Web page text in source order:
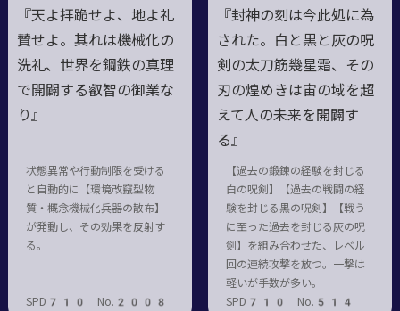
『天よ拝跪せよ、地よ礼
賛せよ。其れは機械化の
洗礼、世界を鋼鉄の真理
で開闢する叡智の御業な
り』
状態異常や行動制限を受ける
と自動的に【環境改竄型物
質・概念機械化兵器の散布】
が発動し、その効果を反射す
る。
SPD710 No.2008
『封神の刻は今此処に為
された。白と黒と灰の呪
剣の太刀筋幾星霜、その
刃の煌めきは宙の域を超
えて人の未来を開闢す
る』
【過去の鍛錬の経験を封じる
白の呪剣】【過去の戦闘の経
験を封じる黒の呪剣】【戦う
に至った過去を封じる灰の呪
剣】を組み合わせた、レベル
回の連続攻撃を放つ。一撃は
軽いが手数が多い。
SPD710 No.514